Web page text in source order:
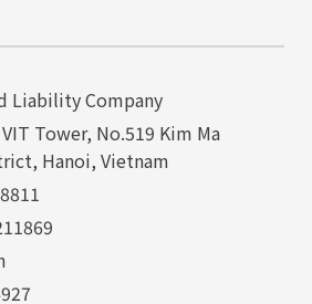
Liability Company
Tower, No.519 Kim Ma
Hanoi, Vietnam